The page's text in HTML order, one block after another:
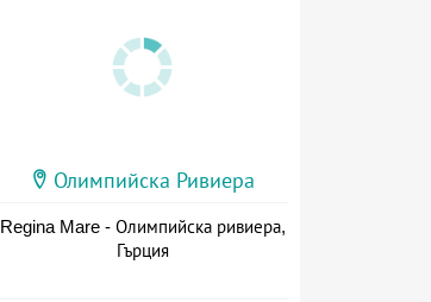
Олимпийска Ривиера
Regina Mare - Олимпийска ривиера,
Гърция